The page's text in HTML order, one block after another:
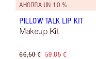
AHORRA UN 10 %
PILLOW TALK LIP KIT
Makeup Kit
66,50 € 59,85 €